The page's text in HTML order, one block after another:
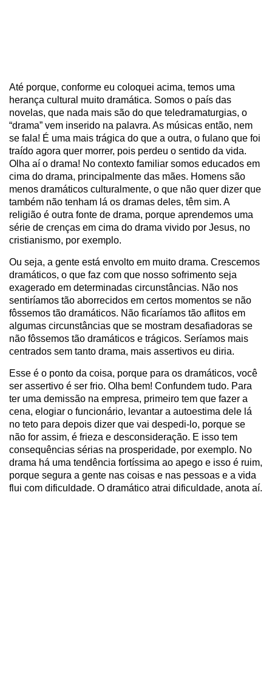
Até porque, conforme eu coloquei acima, temos uma
herança cultural muito dramática. Somos o país das
novelas, que nada mais são do que teledramaturgias, o
“drama” vem inserido na palavra. As músicas então, nem
se fala! É uma mais trágica do que a outra, o fulano que foi
traído agora quer morrer, pois perdeu o sentido da vida.
Olha aí o drama! No contexto familiar somos educados em
cima do drama, principalmente das mães. Homens são
menos dramáticos culturalmente, o que não quer dizer que
também não tenham lá os dramas deles, têm sim. A
religião é outra fonte de drama, porque aprendemos uma
série de crenças em cima do drama vivido por Jesus, no
cristianismo, por exemplo.
Ou seja, a gente está envolto em muito drama. Crescemos
dramáticos, o que faz com que nosso sofrimento seja
exagerado em determinadas circunstâncias. Não nos
sentiríamos tão aborrecidos em certos momentos se não
fôssemos tão dramáticos. Não ficaríamos tão aflitos em
algumas circunstâncias que se mostram desafiadoras se
não fôssemos tão dramáticos e trágicos. Seríamos mais
centrados sem tanto drama, mais assertivos eu diria.
Esse é o ponto da coisa, porque para os dramáticos, você
ser assertivo é ser frio. Olha bem! Confundem tudo. Para
ter uma demissão na empresa, primeiro tem que fazer a
cena, elogiar o funcionário, levantar a autoestima dele lá
no teto para depois dizer que vai despedi-lo, porque se
não for assim, é frieza e desconsideração. E isso tem
consequências sérias na prosperidade, por exemplo. No
drama há uma tendência fortíssima ao apego e isso é ruim,
porque segura a gente nas coisas e nas pessoas e a vida
flui com dificuldade. O dramático atrai dificuldade, anota aí.